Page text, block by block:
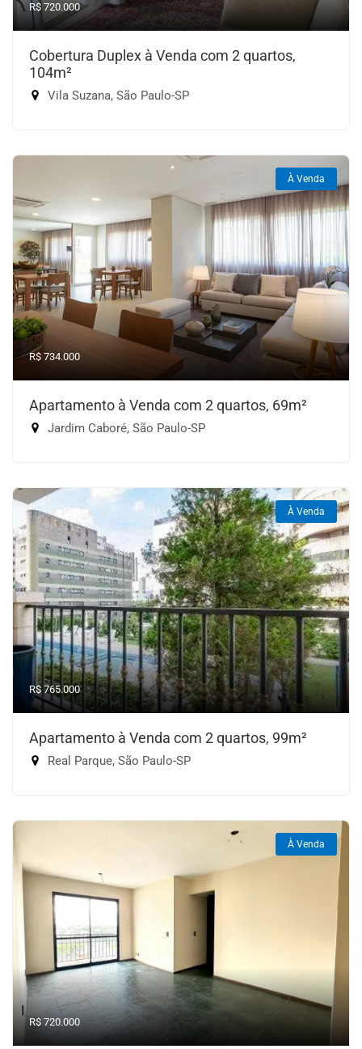
R$ 720.000
Cobertura Duplex à Venda com 2 quartos,
104m²
Vila Suzana, São Paulo-SP
À Venda
R$ 734.000
Apartamento à Venda com 2 quartos, 69m²
Jardim Caboré, São Paulo-SP
À Venda
R$ 765.000
Apartamento à Venda com 2 quartos, 99m²
Real Parque, São Paulo-SP
À Venda
R$ 720.000